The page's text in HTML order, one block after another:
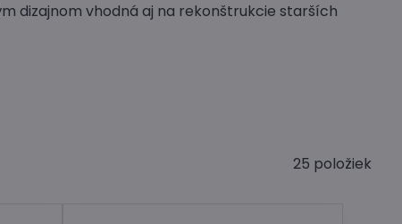
dizajnom vhodná aj na rekonštrukcie starších
25 položiek